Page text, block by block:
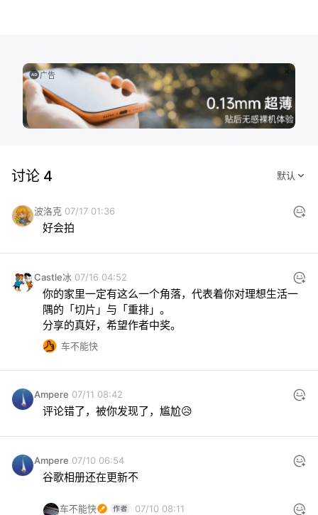
广告
讨论 4
波洛克 07/17 01:36
好会拍
Castle冰 07/16 04:52
你的家里一定有这么一个角落，代表着你对理想生活一
隅的「切片」与「重排」。
分享的真好，希望作者中奖。
车不能快
Ampere 07/11 08:42
评论错了，被你发现了，尴尬😥
Ampere 07/10 06:54
谷歌相册还在更新不
车不能快 07/10 08:11